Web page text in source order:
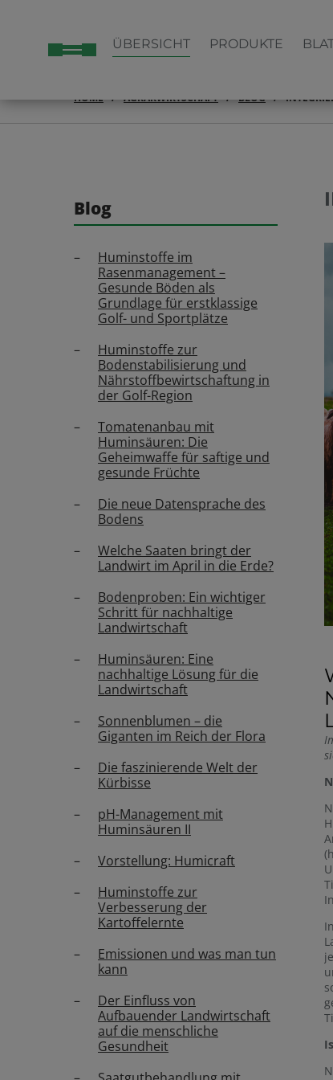
ÜBERSICHT PRODUKTE
HOME AGRARWIRTSCHAFT BLOG
Blog
Huminstoffe im
Rasenmanagement –
Gesunde Böden als
Grundlage für erstklassige
Golf- und Sportplätze
Huminstoffe zur
Bodenstabilisierung und
Nährstoffbewirtschaftung in
der Golf-Region
Tomatenanbau mit
Huminsäuren: Die
Geheimwaffe für saftige und
gesunde Früchte
Die neue Datensprache des
Bodens
Welche Saaten bringt der
Landwirt im April in die Erde?
Bodenproben: Ein wichtiger
Schritt für nachhaltige
Landwirtschaft
Huminsäuren: Eine
nachhaltige Lösung für die
Landwirtschaft
Sonnenblumen – die
Giganten im Reich der Flora
Die faszinierende Welt der
Kürbisse
pH-Management mit
Huminsäuren II
Vorstellung: Humicraft
Huminstoffe zur
Verbesserung der
Kartoffelernte
Emissionen und was man tun
kann
Der Einfluss von
Aufbauender Landwirtschaft
auf die menschliche
Gesundheit